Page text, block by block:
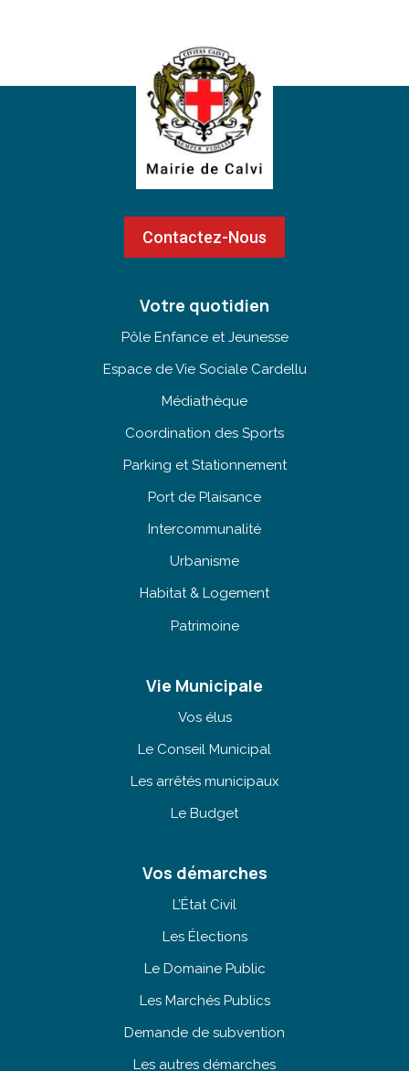
Contactez-Nous
Votre quotidien
Pôle Enfance et Jeunesse
Espace de Vie Sociale Cardellu
Médiathèque
Coordination des Sports
Parking et Stationnement
Port de Plaisance
Intercommunalité
Urbanisme
Habitat & Logement
Patrimoine
Vie Municipale
Vos élus
Le Conseil Municipal
Les arrêtés municipaux
Le Budget
Vos démarches
L’État Civil
Les Élections
Le Domaine Public
Les Marchés Publics
Demande de subvention
Les autres démarches